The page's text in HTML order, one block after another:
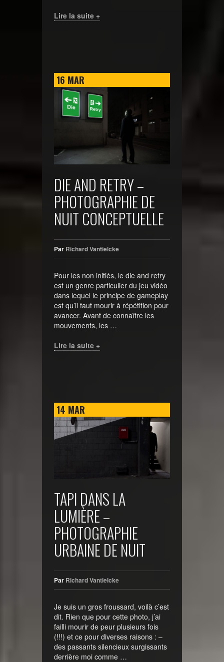
Lire la suite +
16 MAR
DIE AND RETRY –
PHOTOGRAPHIE DE
NUIT CONCEPTUELLE
Par Richard Vantielcke
Pour les non initiés, le die and retry
est un genre particulier du jeu vidéo
dans lequel le principe de gameplay
est qu’il faut mourir à répétition pour
avancer. Avant de connaître les
mouvements, les …
Lire la suite +
14 MAR
TAPI DANS LA
LUMIÈRE –
PHOTOGRAPHIE
URBAINE DE NUIT
Par Richard Vantielcke
Je suis un gros froussard, voilà c’est
dit. Rien que pour cette photo, j’ai
failli mourir de peur plusieurs fois
(!!!) et ce pour diverses raisons : –
des passants silencieux surgissants
derrière moi comme …